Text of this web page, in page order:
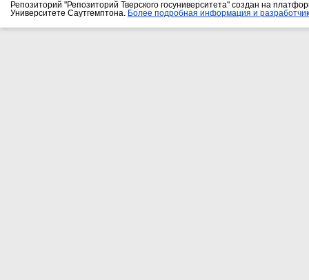
Репозиторий "Репозиторий Тверского госуниверситета" создан на
Университете Саутгемптона. Более подробная информация и